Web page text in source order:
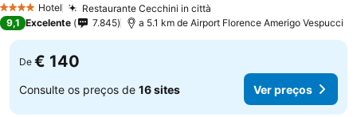
4 EstrelasHotel Restaurante Cecchini in città
9,1 Excelente 7.845 a 5.1 km de Airport Florence Amerigo Vespucci
De € 140
Consulte os preços de 16 sites Ver preços